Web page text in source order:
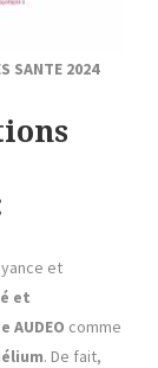
SANTE 2024
et
et
AUDEO comme
. De fait,